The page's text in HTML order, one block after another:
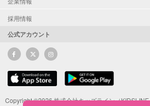
採用情報
公式アカウント
Copyright ©2026 株式会社キッズライン（